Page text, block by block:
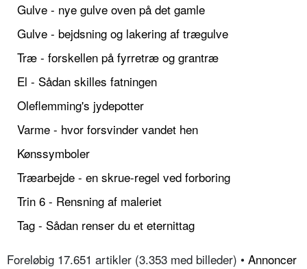
Gulve - nye gulve oven på det gamle
Gulve - bejdsning og lakering af trægulve
Træ - forskellen på fyrretræ og grantræ
El - Sådan skilles fatningen
Oleflemming's jydepotter
Varme - hvor forsvinder vandet hen
Kønssymboler
Træarbejde - en skrue-regel ved forboring
Trin 6 - Rensning af maleriet
Tag - Sådan renser du et eternittag
Foreløbig 17.651 artikler (3.353 med billeder) • Annoncer